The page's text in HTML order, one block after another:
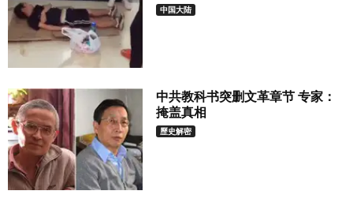
中国大陆
中共教科书突删文革章节 专家：
掩盖真相
歷史解密